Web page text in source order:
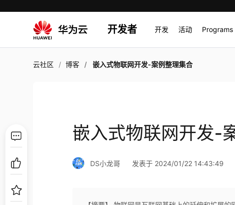
开发者 开发 活动 Programs
云社区 博客 嵌入式物联网开发-案例整理集合
嵌入式物联网开发-
DS小龙哥 发表于 2024/01/22 14:43:49